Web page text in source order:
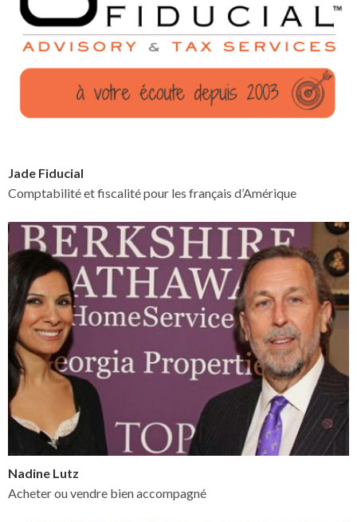
Jade Fiducial
Comptabilité et fiscalité pour les français d’Amérique
Nadine Lutz
Acheter ou vendre bien accompagné